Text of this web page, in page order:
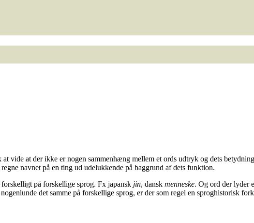
vide at der ikke er nogen sammenhæng mellem et ords udtryk og dets
navnet på en ting ud udelukkende på baggrund af dets funktion.
på forskellige sprog. Fx japansk jin, dansk menneske. Og ord der lyder
det samme på forskellige sprog, er der som regel en sproghistorisk